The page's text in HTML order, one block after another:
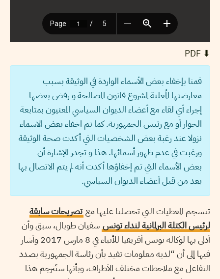
⬇︎ PDF
قمنا بإخفاء بعض الأسماء الواردة في الوثيقة بسبب
معارضتها المُعلنة لمشروع قانون المصالحة و رفض بعضها
إجراء أي لقاء مع أعضاء الديوان السياسي المعنيون بمتابعة
الحوار أو مع رئيس الجمهورية. كما تم اخفاء بعض الاسماء
نزولا عند رغبة بعض الشخصيات التي أكدت صحة الوثيقة
ورغبت في عدم ظهور أسمائها. هذا و تجدر الإشارة أن
بعض الأسماء التي تم إخفاؤها أكدت أنه لم يتم الاتصال بها
بعد من قبل أعضاء الديوان السياسي.
تنسجم المعطيات التي تحصلنا عليها مع تصريحات سابقة
لرئيس الكتلة البرلمانية لنداء تونس سفيان طوبال، سبق وأن
أدلى بها لوكالة تونس أفريقيا للأنباء في 8 مارس 2017 وأشار
فيها إلى أن “لديه معلومات تفيد بأن رئاسة الجمهورية بصدد
التفاعل مع ملاحظات مختلف الأطراف، وبأنها ستُترجم هذا